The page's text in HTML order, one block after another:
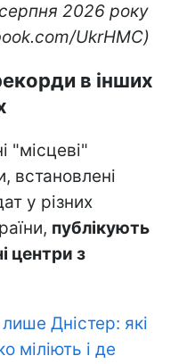
2026 року
UkrHMC)
в інших
"місцеві"
встановлені
у різних
публікують
центри з
Дністер: які
міліють і де